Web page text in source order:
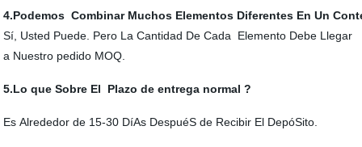
4.Podemos Combinar Muchos Elementos Diferentes En Un
Sí, Usted Puede. Pero La Cantidad De Cada Elemento Debe Llegar
a Nuestro pedido MOQ.
5.Lo que Sobre El Plazo de entrega normal ?
Es Alrededor de 15-30 DíAs DespuéS de Recibir El DepóSito.